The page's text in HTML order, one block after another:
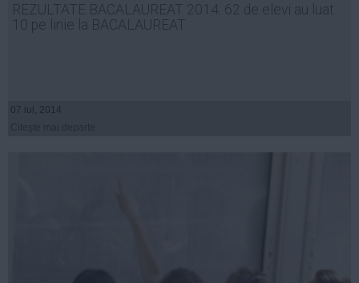
REZULTATE BACALAUREAT 2014: 62 de elevi au luat
10 pe linie la BACALAUREAT
07 iul, 2014